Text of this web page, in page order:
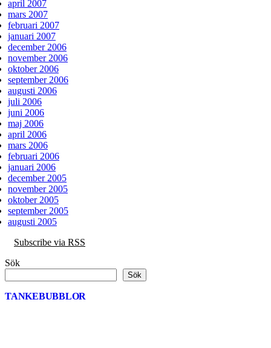
april 2007
mars 2007
februari 2007
januari 2007
december 2006
november 2006
oktober 2006
september 2006
augusti 2006
juli 2006
juni 2006
maj 2006
april 2006
mars 2006
februari 2006
januari 2006
december 2005
november 2005
oktober 2005
september 2005
augusti 2005
Subscribe via RSS
Sök
Sök
TANKEBUBBLOR